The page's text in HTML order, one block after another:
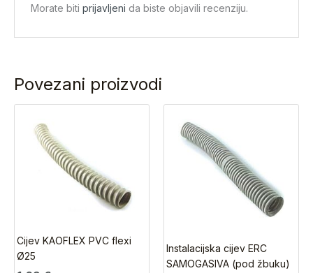
Morate bitiprijavljeni da biste objavili recenziju.
Povezani proizvodi
Cijev KAOFLEX PVC flexi
Ø25
Instalacijska cijev ERC
SAMOGASIVA (pod žbuku)